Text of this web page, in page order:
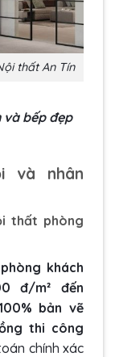
thất An Tín
và bếpđẹp
và nhân
thất phòng
khách
đ/m² đến
bản vẽ
thi công
chính xác